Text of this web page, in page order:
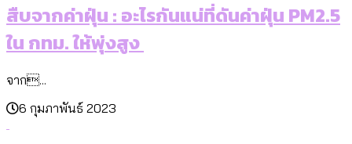
สืบจากค่าฝุ่น : อะไรกันแน่ที่ดันค่าฝุ่น PM2.5
ใน กทม. ให้พุ่งสูง
จาก...
6 กุมภาพันธ์ 2023